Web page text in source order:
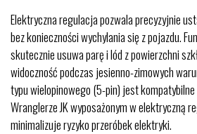
Elektryczna regulacja pozwala precyzyjnie
bez konieczności wychylania się z pojazdu.
skutecznie usuwa parę i lód z powierzchni
widoczność podczas jesienno-zimowych
typu wielopinowego (5-pin) jest
Wranglerze JK wyposażonym w elektryczną
minimalizuje ryzyko przeróbek elektryki.